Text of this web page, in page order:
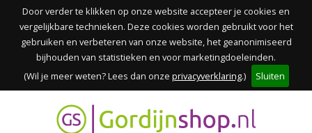
Door verder te klikken op onze website accepteer je cookies en
vergelijkbare technieken. Deze cookies worden gebruikt voor het
gebruiken en verbeteren van onze website, het geanonimiseerd
bijhouden van statistieken en voor marketingdoeleinden.
(Wil je meer weten? Lees dan onze privacyverklaring.) Sluiten